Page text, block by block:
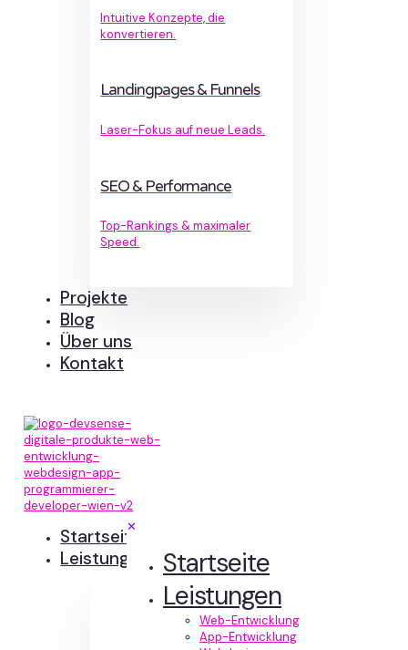
Intuitive Konzepte, die
konvertieren.
Landingpages & Funnels
Laser-Fokus auf neue Leads.
SEO & Performance
Top-Rankings & maximaler
Speed.
Projekte
Blog
Über uns
Kontakt
✕
Startseite
Leistungen
Web-Entwicklung
App-Entwicklung
Startseite
Leistungen